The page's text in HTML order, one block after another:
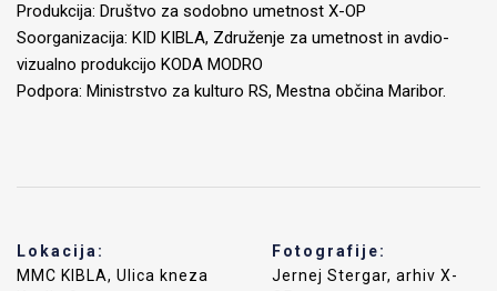
Produkcija: Društvo za sodobno umetnost X-OP
Soorganizacija: KID KIBLA, Združenje za umetnost in avdio-
vizualno produkcijo KODA MODRO
Podpora: Ministrstvo za kulturo RS, Mestna občina Maribor.
Lokacija:
MMC KIBLA, Ulica kneza
Fotografije:
Jernej Stergar, arhiv X-